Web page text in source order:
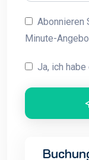
Abonnieren
Minute-
Ja, ich habe